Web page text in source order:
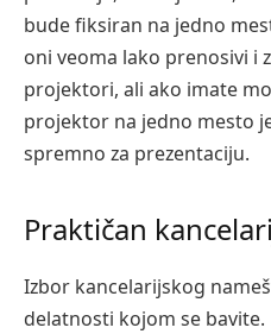
bude fiksiran na jedno
oni veoma lako prenosivi i
projektori, ali ako imate
projektor na jedno mesto
spremno za prezentaciju.
Praktičan
Izbor kancelarijskog
delatnosti kojom se bavite.